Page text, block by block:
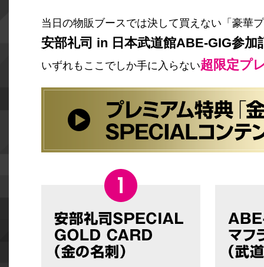
当日の物販ブースでは決して買えない「豪華
安部礼司 in 日本武道館ABE-GIG参加
いずれもここでしか手に入らない超限定プ